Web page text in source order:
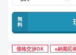
無
料
価格交渉OK ※納期応